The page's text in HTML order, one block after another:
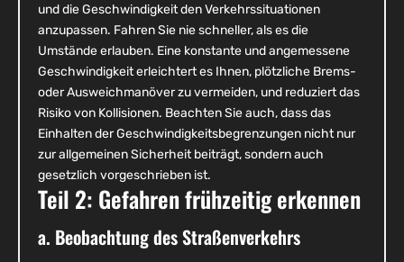
und die Geschwindigkeit den Verkehrssituationen
anzupassen. Fahren Sie nie schneller, als es die
Umstände erlauben. Eine konstante und angemessene
Geschwindigkeit erleichtert es Ihnen, plötzliche Brems-
oder Ausweichmanöver zu vermeiden, und reduziert das
Risiko von Kollisionen. Beachten Sie auch, dass das
Einhalten der Geschwindigkeitsbegrenzungen nicht nur
zur allgemeinen Sicherheit beiträgt, sondern auch
gesetzlich vorgeschrieben ist.
Teil 2: Gefahren frühzeitig erkennen
a. Beobachtung des Straßenverkehrs